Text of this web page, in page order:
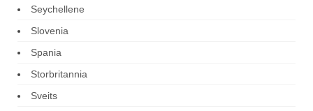
Seychellene
Slovenia
Spania
Storbritannia
Sveits